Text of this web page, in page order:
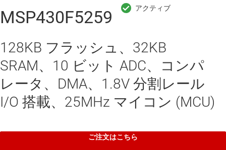
MSP430F5259
128KB フラッシュ、32KB
SRAM、10 ビット ADC、コンパ
レータ、DMA、1.8V 分割レール
I/O 搭載、25MHz マイコン (MCU)
ご注文はこちら